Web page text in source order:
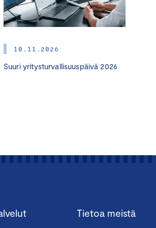
10.11.2026
Suuri yritysturvallisuuspäivä 2026
Tietoa meistä